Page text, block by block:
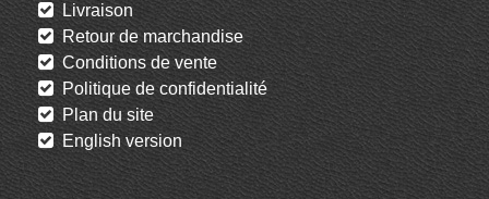
Livraison
Retour de marchandise
Conditions de vente
Politique de confidentialité
Plan du site
English version